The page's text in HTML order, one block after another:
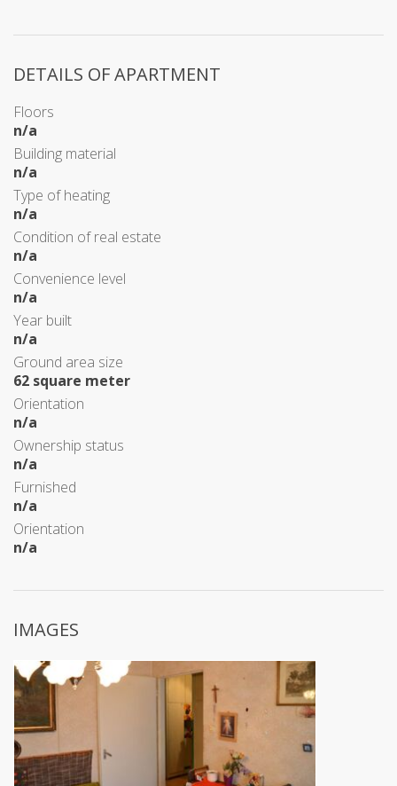
DETAILS OF APARTMENT
Floors
n/a
Building material
n/a
Type of heating
n/a
Condition of real estate
n/a
Convenience level
n/a
Year built
n/a
Ground area size
62 square meter
Orientation
n/a
Ownership status
n/a
Furnished
n/a
Orientation
n/a
IMAGES